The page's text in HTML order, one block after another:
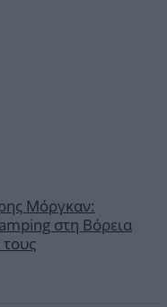
Μόργκαν:
στη Βόρεια
τους